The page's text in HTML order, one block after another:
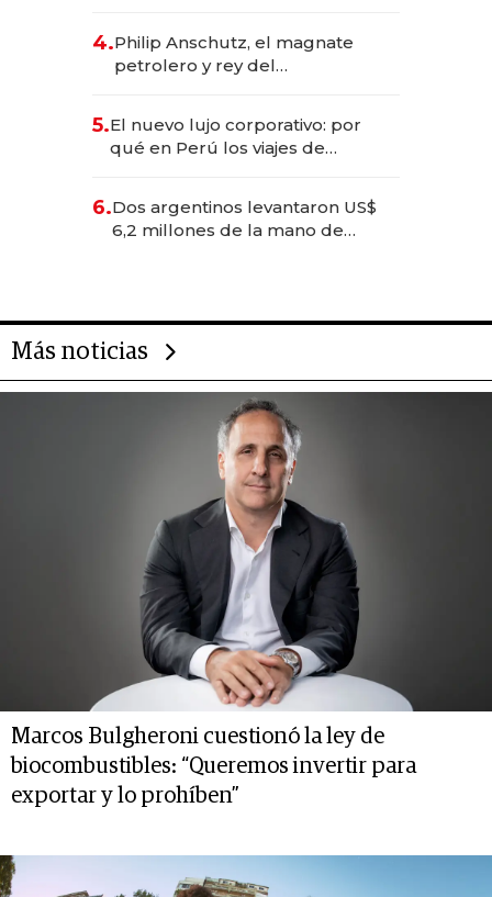
4.Philip Anschutz, el magnate
petrolero y rey del
Fénix
5.El nuevo lujo corporativo: por
qué en Perú los viajes de
para convertirse en experiencias
transformadoras
6.Dos argentinos levantaron US$
6,2 millones de la mano de
Más noticias
Marcos Bulgheroni cuestionó la ley de
biocombustibles: “Queremos invertir para
exportar y lo prohíben”